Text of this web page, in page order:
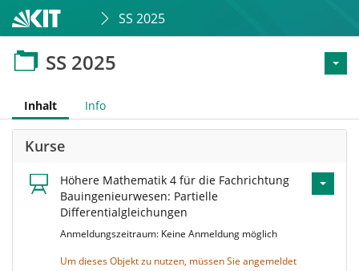
SS 2025
SS 2025
Inhalt Info
Kurse
Höhere Mathematik 4 für die Fachrichtung
Bauingenieurwesen: Partielle
Differentialgleichungen
Anmeldungszeitraum: Keine Anmeldung möglich
Um dieses Objekt zu nutzen, müssen Sie angemeldet